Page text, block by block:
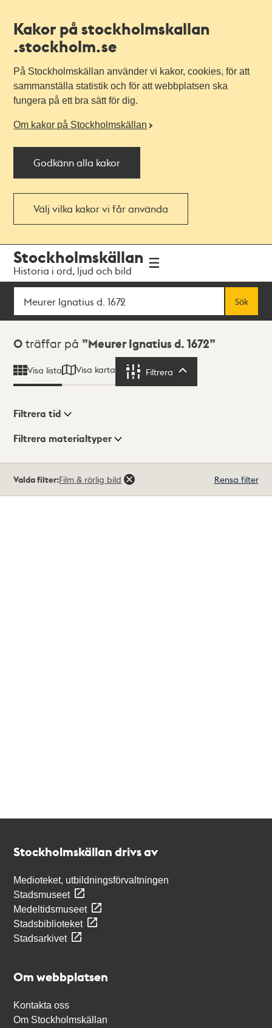
Kakor på stockholmskallan
.stockholm.se
På Stockholmskällan använder vi kakor, cookies, för att
sammanställa statistik och för att webbplatsen ska
fungera på ett bra sätt för dig.
Om kakor på Stockholmskällan
Godkänn alla kakor
Välj vilka kakor vi får använda
navigationen
huvudinnehållet
Stockholmskällan
Historia i ord, ljud och bild
Sök
Sök
Sökresultat
0 träffar på Meurer Ignatius d. 1672
Visa lista Visa karta Filtrera
Visningsläge
Filtrera tid
Filtrera materialtyper
träffar
Valda filter:Film & rörlig bild Rensa filter
Stockholmskällan drivs av
Medioteket, utbildningsförvaltningen
Stadsmuseet
Medeltidsmuseet
Stadsbiblioteket
Stadsarkivet
Om webbplatsen
Kontakta oss
Om Stockholmskällan